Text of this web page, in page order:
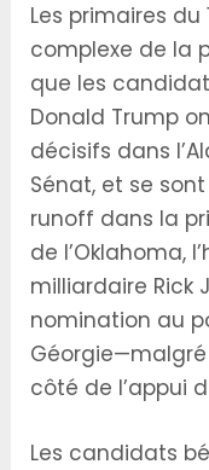
Les primaires
complexe de la
que les
Donald Trump
décisifs dans
Sénat, et se
runoff dans la
de l’Oklahoma,
milliardaire Rick
nomination au
côté de l’appui
Les candidats